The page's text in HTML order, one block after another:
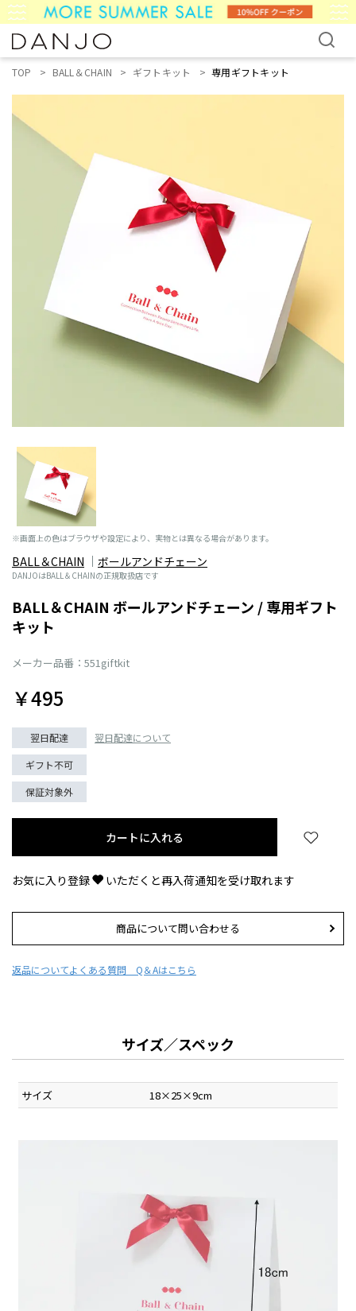
TOP BALL＆CHAIN ギフトキット 専用ギフトキット
※画面上の色はブラウザや設定により、実物とは異なる場合があります。
BALL＆CHAIN ボールアンドチェーン
DANJOはBALL＆CHAINの正規取扱店です
BALL＆CHAIN ボールアンドチェーン / 専用ギフト
キット
メーカー品番：551giftkit
￥495
翌日配達
翌日配達について
ギフト不可
保証対象外
カートに入れる
お気に入り登録 いただくと再入荷通知を受け取れます
商品について問い合わせる
返品についてよくある質問 Q＆Aはこちら
サイズ／スペック
サイズ 18×25×9cm